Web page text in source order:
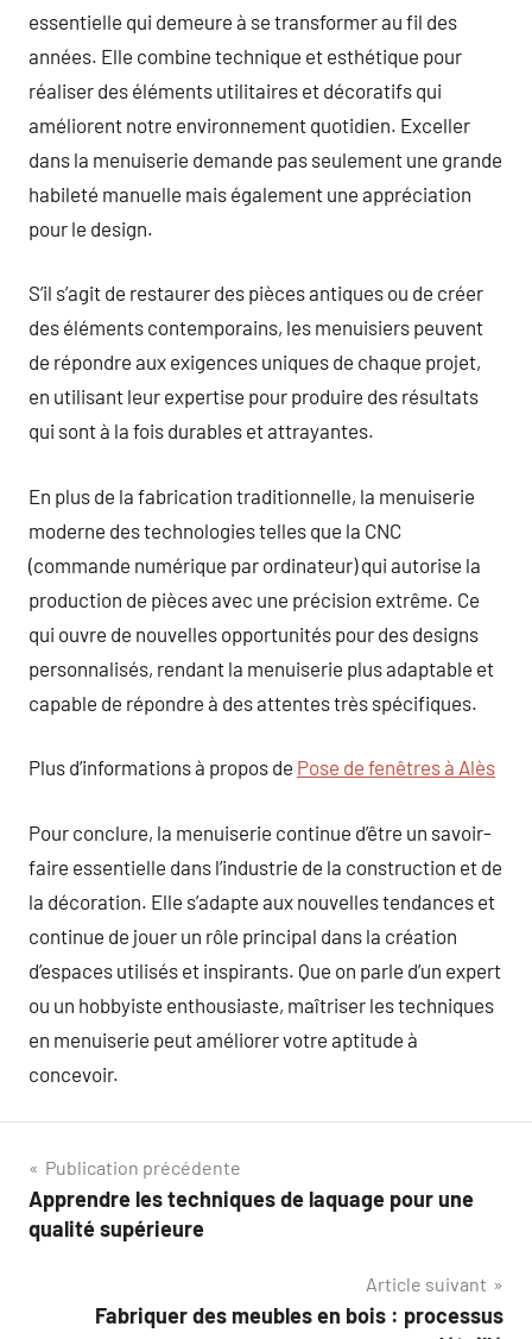
essentielle qui demeure à se transformer au fil des
années. Elle combine technique et esthétique pour
réaliser des éléments utilitaires et décoratifs qui
améliorent notre environnement quotidien. Exceller
dans la menuiserie demande pas seulement une grande
habileté manuelle mais également une appréciation
pour le design.
S’il s’agit de restaurer des pièces antiques ou de créer
des éléments contemporains, les menuisiers peuvent
de répondre aux exigences uniques de chaque projet,
en utilisant leur expertise pour produire des résultats
qui sont à la fois durables et attrayantes.
En plus de la fabrication traditionnelle, la menuiserie
moderne des technologies telles que la CNC
(commande numérique par ordinateur) qui autorise la
production de pièces avec une précision extrême. Ce
qui ouvre de nouvelles opportunités pour des designs
personnalisés, rendant la menuiserie plus adaptable et
capable de répondre à des attentes très spécifiques.
Plus d’informations à propos de Pose de fenêtres à Alès
Pour conclure, la menuiserie continue d’être un savoir-
faire essentielle dans l’industrie de la construction et de
la décoration. Elle s’adapte aux nouvelles tendances et
continue de jouer un rôle principal dans la création
d’espaces utilisés et inspirants. Que on parle d’un expert
ou un hobbyiste enthousiaste, maîtriser les techniques
en menuiserie peut améliorer votre aptitude à
concevoir.
Navigation
de
Publication précédente
Apprendre les techniques de laquage pour une
qualité supérieure
Article suivant
Fabriquer des meubles en bois : processus